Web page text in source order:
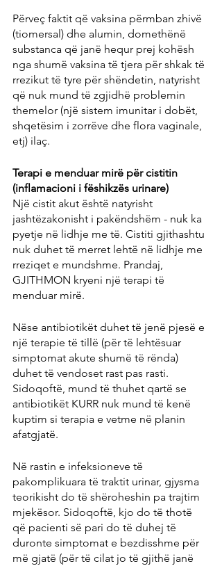
Përveç faktit që vaksina përmban zhivë
(tiomersal) dhe alumin, domethënë
substanca që janë hequr prej kohësh
nga shumë vaksina të tjera për shkak të
rrezikut të tyre për shëndetin, natyrisht
që nuk mund të zgjidhë problemin
themelor (një sistem imunitar i dobët,
shqetësim i zorrëve dhe flora vaginale,
etj) ilaç.
Terapi e menduar mirë për cistitin
(inflamacioni i fëshikzës urinare)
Një cistit akut është natyrisht
jashtëzakonisht i pakëndshëm - nuk ka
pyetje në lidhje me të. Cistiti gjithashtu
nuk duhet të merret lehtë në lidhje me
rreziqet e mundshme. Prandaj,
GJITHMON kryeni një terapi të
menduar mirë.
Nëse antibiotikët duhet të jenë pjesë e
një terapie të tillë (për të lehtësuar
simptomat akute shumë të rënda)
duhet të vendoset rast pas rasti.
Sidoqoftë, mund të thuhet qartë se
antibiotikët KURR nuk mund të kenë
kuptim si terapia e vetme në planin
afatgjatë.
Në rastin e infeksioneve të
pakomplikuara të traktit urinar, gjysma
teorikisht do të shëroheshin pa trajtim
mjekësor. Sidoqoftë, kjo do të thotë
që pacienti së pari do të duhej të
duronte simptomat e bezdisshme për
më gjatë (për të cilat jo të gjithë janë